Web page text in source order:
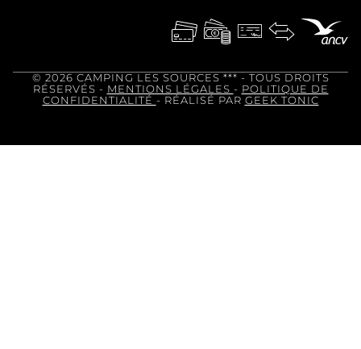
© 2026 CAMPING LES SOURCES *** - TOUS DROITS
RÉSERVÉS - MENTIONS LÉGALES - POLITIQUE DE
CONFIDENTIALITÉ - RÉALISÉ PAR GEEK TONIC